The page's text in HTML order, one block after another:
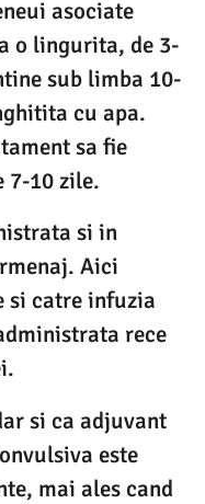
asociate
o lingurita, de 3-
sub limba 10-
cu apa.
sa fie
7-10 zile.
si in
Aici
si catre infuzia
rece
si ca adjuvant
este
mai ales cand